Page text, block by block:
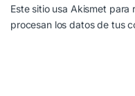
Este sitio usa Akismet para
procesan los datos de tus